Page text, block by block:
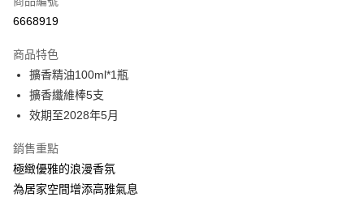
信用卡分期付款
合作金庫商業銀行
華南商業銀行
上海商業儲蓄銀行
國泰世華商業銀行
匯豐（台灣）商業銀行
聯邦商業銀行
元大商業銀行
6 期 0 利率 每期
華南商業銀行
上海商業儲蓄銀行
臺灣中小企業銀行
匯豐（台灣）商業銀行
聯邦商業銀行
超商取貨付款
LINE Pay
Apple Pay
街口支付
6668919
商品特色
擴香精油100ml*1瓶
擴香纖維棒5支
效期至2028年5月
銷售重點
極緻優雅的浪漫香氛
為居家空間增添高雅氣息